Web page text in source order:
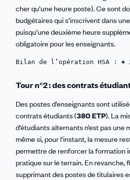
cher qu’une heure poste). Ce sont
budgétaires qui s’inscrivent dans
puisqu’une deuxième heure
obligatoire pour les enseignants.
Bilan de l’opération HSA : +
Tour n°2 : des contrats
Des postes d’enseignants sont
contrats étudiants (380 ETP). La
d’étudiants alternants n’est pas une
même si, pour l'instant, la mesure
permettre de renforcer la formation
pratique sur le terrain. En revanche,
supprimant des postes de titulaires